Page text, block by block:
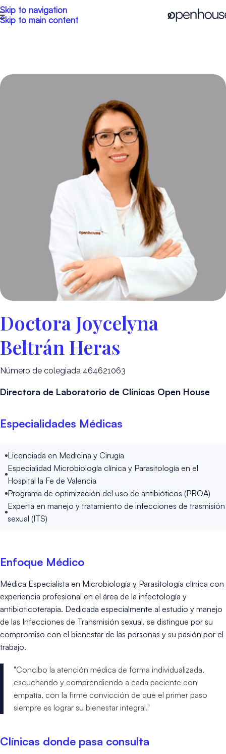
Skip to navigation
Skip to main content
Doctora Joycelyna
Beltrán Heras
Número de colegiada 464621063
Directora de Laboratorio de Clínicas Open House
Especialidades Médicas
Licenciada en Medicina y Cirugía
Especialidad Microbiología clínica y Parasitología en el
Hospital la Fe de Valencia
Programa de optimización del uso de antibióticos (PROA)
Experta en manejo y tratamiento de infecciones de trasmisión
sexual (ITS)
Enfoque Médico
Médica Especialista en Microbiología y Parasitología clínica con
experiencia profesional en el área de la infectología y
antibioticoterapia. Dedicada especialmente al estudio y manejo
de las Infecciones de Transmisión sexual, se distingue por su
compromiso con el bienestar de las personas y su pasión por el
trabajo.
"Concibo la atención médica de forma individualizada,
escuchando y comprendiendo a cada paciente con
empatía, con la firme convicción de que el primer paso
siempre es lograr su bienestar integral."
Clínicas donde pasa consulta